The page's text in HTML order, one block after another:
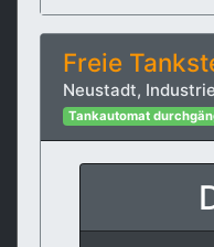
Freie
Neustadt,
Tankautomat